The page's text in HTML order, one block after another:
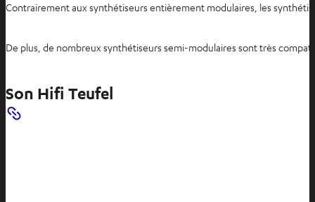
r
n
Contrairement aux synthétiseurs entièrement modulaires, les
De plus, de nombreux synthétiseurs semi-modulaires sont très
Son Hifi Teufel